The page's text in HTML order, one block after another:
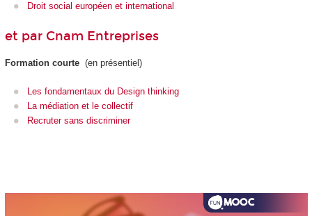
Droit social européen et international
et par Cnam Entreprises
Formation courte (en présentiel)
Les fondamentaux du Design thinking
La médiation et le collectif
Recruter sans discriminer